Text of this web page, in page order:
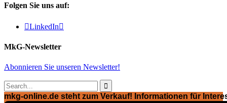
Folgen Sie uns auf:
LinkedIn
MkG-Newsletter
Abonnieren Sie unseren Newsletter!

mkg-online.de steht zum Verkauf! Informationen für